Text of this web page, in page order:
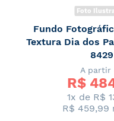
Foto
Fundo
Textura Dia dos
8429
A partir
R$
1x de R$
R$ 459,99